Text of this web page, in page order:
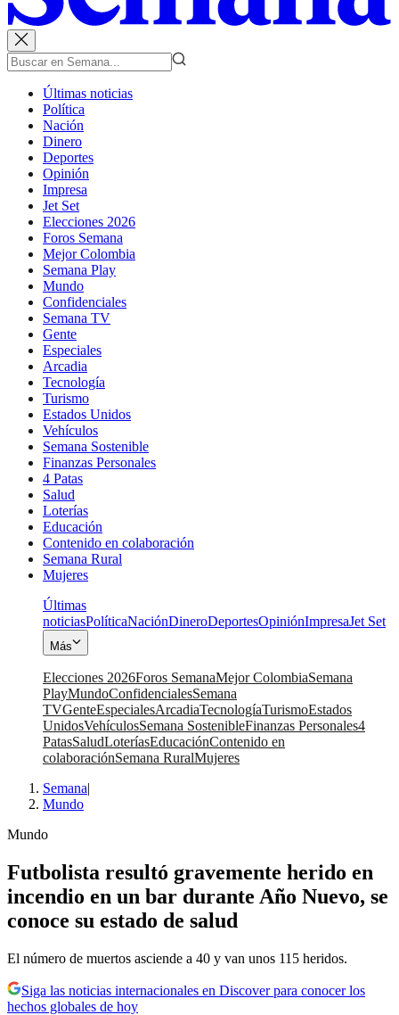
Últimas noticias
Política
Nación
Dinero
Deportes
Opinión
Impresa
Jet Set
Elecciones 2026
Foros Semana
Mejor Colombia
Semana Play
Mundo
Confidenciales
Semana TV
Gente
Especiales
Arcadia
Tecnología
Turismo
Estados Unidos
Vehículos
Semana Sostenible
Finanzas Personales
4 Patas
Salud
Loterías
Educación
Contenido en colaboración
Semana Rural
Mujeres
Últimas
noticiasPolíticaNaciónDineroDeportesOpiniónImpresaJet Set
Más
Elecciones 2026Foros SemanaMejor ColombiaSemana
PlayMundoConfidencialesSemana
TVGenteEspecialesArcadiaTecnologíaTurismoEstados
UnidosVehículosSemana SostenibleFinanzas Personales4
PatasSaludLoteríasEducaciónContenido en
colaboraciónSemana RuralMujeres
Semana|
Mundo
Mundo
Futbolista resultó gravemente herido en
incendio en un bar durante Año Nuevo, se
conoce su estado de salud
El número de muertos asciende a 40 y van unos 115 heridos.
Siga las noticias internacionales en Discover para conocer los
hechos globales de hoy